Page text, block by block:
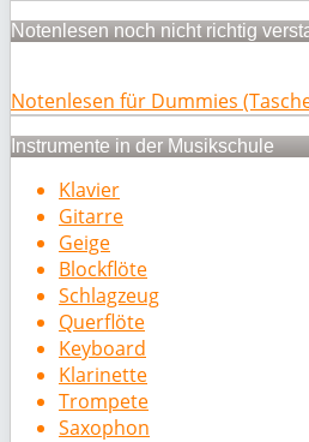
Notenlesen noch nicht richtig
Notenlesen für Dummies
Instrumente in der Musikschule
Klavier
Gitarre
Geige
Blockflöte
Schlagzeug
Querflöte
Keyboard
Klarinette
Trompete
Saxophon